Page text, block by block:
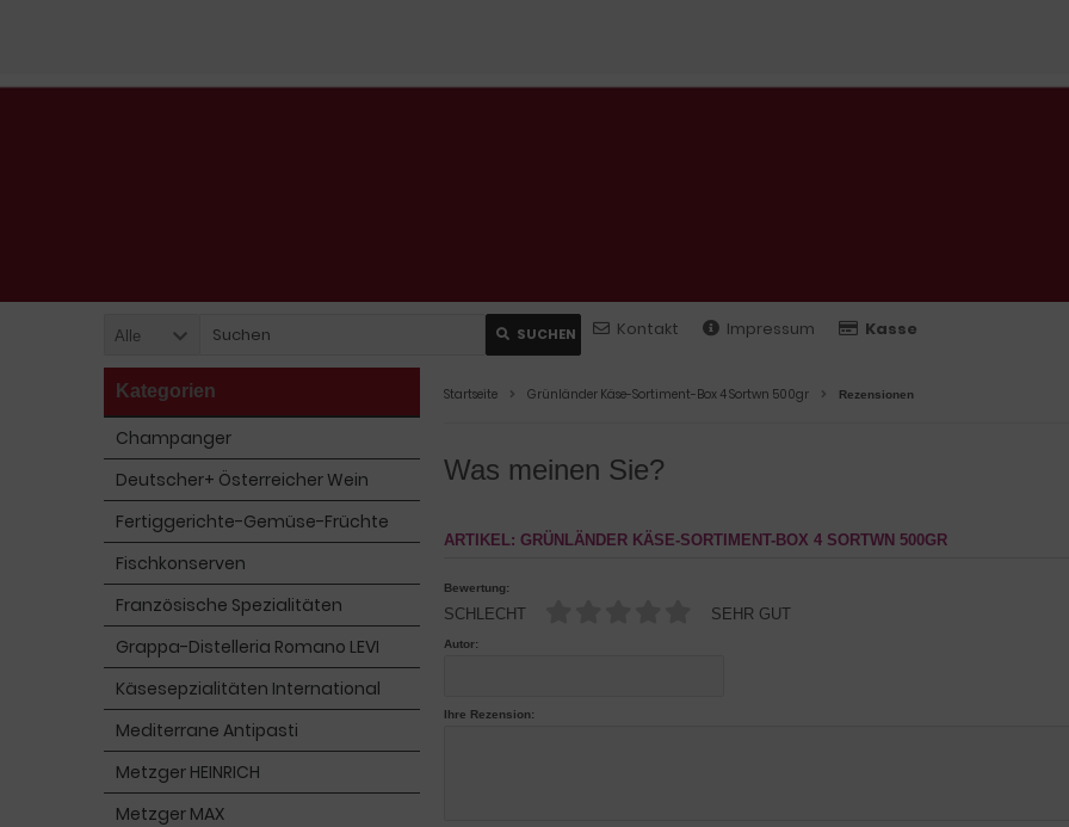
Alle SUCHEN Kontakt Impressum Kasse
Startseite Grünländer Käse-Sortiment-Box 4 Sortwn 500gr Rezensionen
Was meinen Sie?
ARTIKEL: GRÜNLÄNDER KÄSE-SORTIMENT-BOX 4 SORTWN 500GR
Bewertung:
SCHLECHT SEHR GUT
Autor:
Ihre Rezension:
Kategorien
Champanger
Deutscher+ Österreicher Wein
Fertiggerichte-Gemüse-Früchte
Fischkonserven
Französische Spezialitäten
Grappa-Distelleria Romano LEVI
Käsesepzialitäten International
Mediterrane Antipasti
Metzger HEINRICH
Metzger MAX